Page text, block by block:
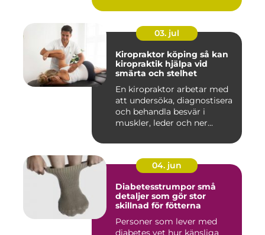
03. jul
Kiropraktor köping så kan
kiropraktik hjälpa vid
smärta och stelhet
En kiropraktor arbetar med
att undersöka, diagnostisera
och behandla besvär i
muskler, leder och ner...
04. jun
Diabetesstrumpor små
detaljer som gör stor
skillnad för fötterna
Personer som lever med
diabetes vet hur känsliga